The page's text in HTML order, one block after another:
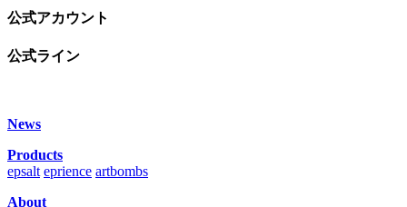
公式アカウント
公式ライン
News
Products
epsalt eprience artbombs
About